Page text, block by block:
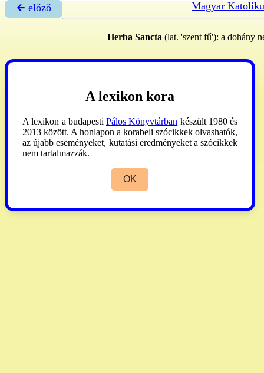
🡰 előző Magyar
Herba Sancta (lat. 'szent fű'): a dohány
A lexikon kora
A lexikon a budapesti Pálos Könyvtárban készült 1980 és
2013 között. A honlapon a korabeli szócikkek olvashatók,
az újabb eseményeket, kutatási eredményeket a szócikkek
nem tartalmazzák.
OK